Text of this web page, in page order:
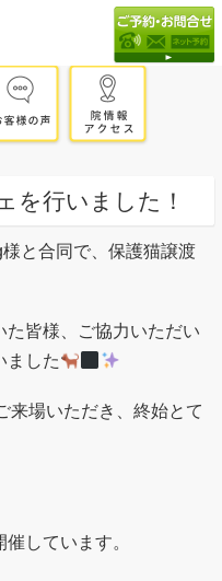
を行いました！
と合同で、保護猫譲渡
た皆様、ご協力いただい
ました
来場いただき、終始とて
しています。